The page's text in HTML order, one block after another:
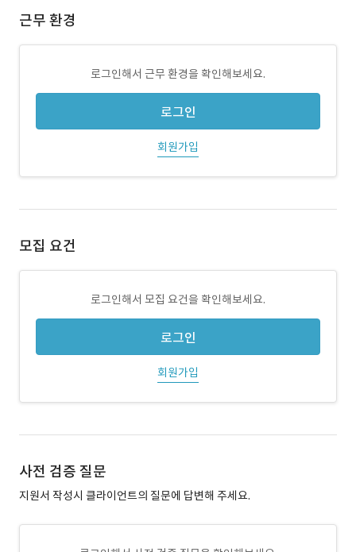
근무 환경
로그인해서 근무 환경을 확인해보세요.
로그인
회원가입
모집 요건
로그인해서 모집 요건을 확인해보세요.
로그인
회원가입
사전 검증 질문
지원서 작성시 클라이언트의 질문에 답변해 주세요.